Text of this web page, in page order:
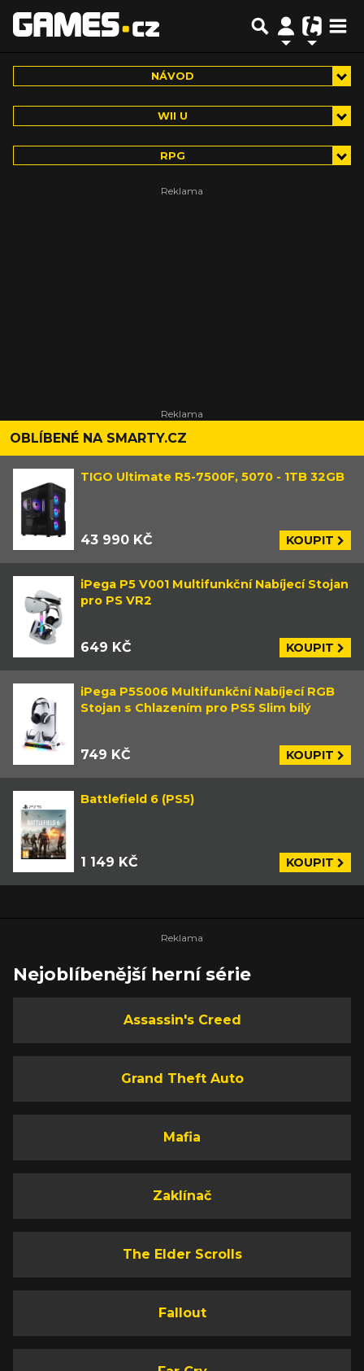
NÁVOD
WII U
RPG
OBLÍBENÉ NA SMARTY.CZ
TIGO Ultimate R5-7500F, 5070 - 1TB 32GB
43 990 KČ KOUPIT
iPega P5 V001 Multifunkční Nabíjecí Stojan
pro PS VR2
649 KČ KOUPIT
iPega P5S006 Multifunkční Nabíjecí RGB
Stojan s Chlazením pro PS5 Slim bílý
749 KČ KOUPIT
Battlefield 6 (PS5)
1 149 KČ KOUPIT
Nejoblíbenější herní série
Assassin's Creed
Grand Theft Auto
Mafia
Zaklínač
The Elder Scrolls
Fallout